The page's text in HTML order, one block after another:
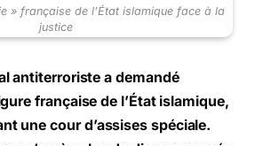
» française de l’État islamique face à la
justice
antiterroriste a demandé
française de l’État islamique,
une cour d’assises spéciale.